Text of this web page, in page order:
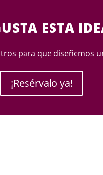
ESTA
para que diseñemos
¡Resérvalo ya!